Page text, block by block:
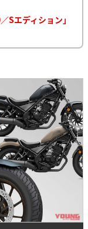
Sエディション」